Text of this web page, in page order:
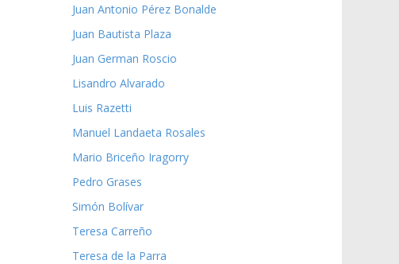
Juan Antonio Pérez Bonalde
Juan Bautista Plaza
Juan German Roscio
Lisandro Alvarado
Luis Razetti
Manuel Landaeta Rosales
Mario Briceño Iragorry
Pedro Grases
Simón Bolívar
Teresa Carreño
Teresa de la Parra